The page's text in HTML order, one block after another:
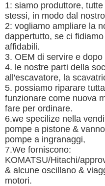
1: siamo produttore,
stessi, in modo dal
2: vogliamo ampliare la
dappertutto, se ci
affidabili.
3. OEM di servire e dopo
4. le nostre parti della
all'escavatore, la
5. possiamo riparare
funzionare come nuova
fare per ordinare.
6.we specilize nella
pompe a pistone &
pompe a ingranaggi,
7.We forniscono:
KOMATSU/Hitachi/
& alcune oscillano &
motori.